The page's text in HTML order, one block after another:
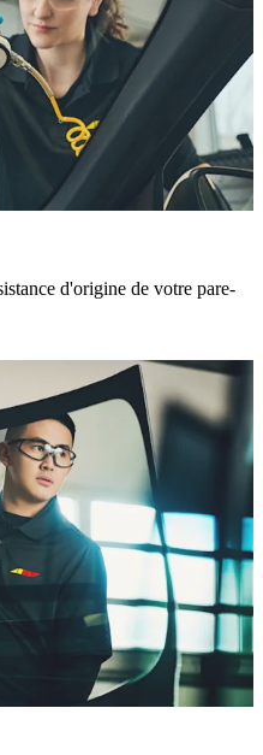
d'origine de votre pare-